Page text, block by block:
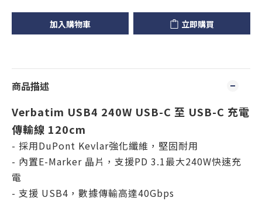
加入購物車 立即購買
商品描述
Verbatim USB4 240W USB-C 至 USB-C 充電
傳輸線 120cm
- 採用DuPont Kevlar強化纖維，堅固耐用
- 內置E-Marker 晶片，支援PD 3.1最大240W快速充
電
- 支援 USB4，數據傳輸高達40Gbps